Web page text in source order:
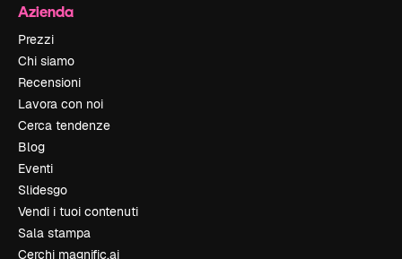
Azienda
Prezzi
Chi siamo
Recensioni
Lavora con noi
Cerca tendenze
Blog
Eventi
Slidesgo
Vendi i tuoi contenuti
Sala stampa
Cerchi magnific.ai